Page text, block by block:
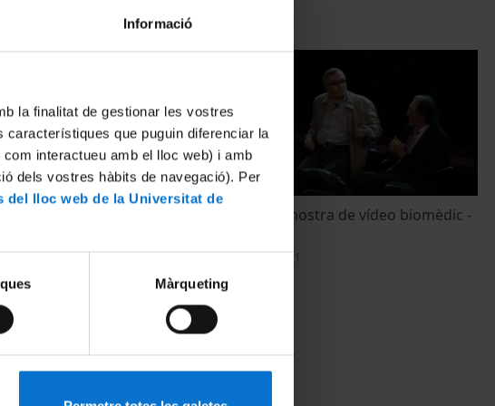
Informació
la finalitat de gestionar les vostres
que puguin diferenciar la
interactueu amb el lloc web) i amb
dels vostres hàbits de navegació). Per
del lloc web de la Universitat de
Màrqueting
BiomediCine: mostra de vídeo biomèdic -
3 November, 2011